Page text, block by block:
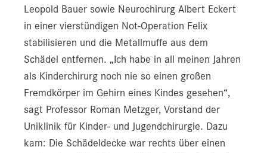
Leopold Bauer sowie Neurochirurg Albert Eckert
in einer vierstündigen Not-Operation Felix
stabilisieren und die Metallmuffe aus dem
Schädel entfernen. „Ich habe in all meinen Jahren
als Kinderchirurg noch nie so einen großen
Fremdkörper im Gehirn eines Kindes gesehen“,
sagt Professor Roman Metzger, Vorstand der
Uniklinik für Kinder- und Jugendchirurgie. Dazu
kam: Die Schädeldecke war rechts über einen